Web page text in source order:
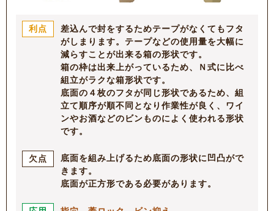
利点
差込んで封をするためテープがなくてもフタ
がしまります。テープなどの使用量を大幅に
減らすことが出来る箱の形状です。
箱の枠は出来上がっているため、Ｎ式に比べ
組立がラクな箱形状です。
底面の４枚のフタが同じ形状であるため、組
立て順序が順不同となり作業性が良く、ワイ
ンやお酒などのビンものによく使われる形状
です。
欠点
底面を組み上げるため底面の形状に凹凸がで
きます。
底面が正方形である必要があります。